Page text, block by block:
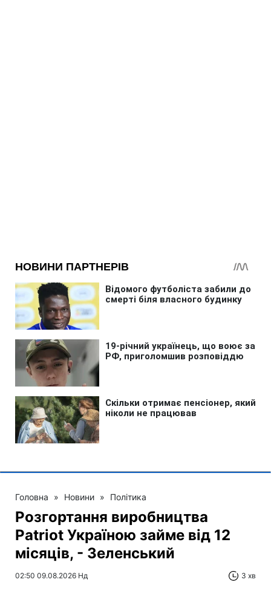
Головна » Новини » Політика
Розгортання виробництва
Patriot Україною займе від 12
місяців, - Зеленський
02:50 09.08.2026 Нд 3 хв